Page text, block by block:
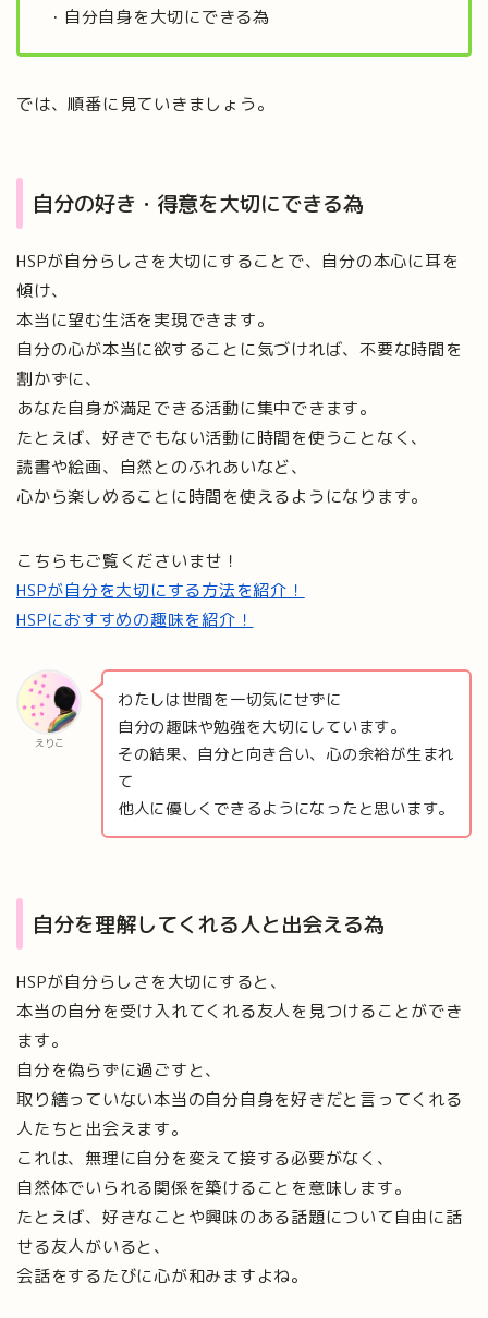
・自分自身を大切にできる為
では、順番に見ていきましょう。
自分の好き・得意を大切にできる為
HSPが自分らしさを大切にすることで、自分の本心に耳を
傾け、
本当に望む生活を実現できます。
自分の心が本当に欲することに気づければ、不要な時間を
割かずに、
あなた自身が満足できる活動に集中できます。
たとえば、好きでもない活動に時間を使うことなく、
読書や絵画、自然とのふれあいなど、
心から楽しめることに時間を使えるようになります。
こちらもご覧くださいませ！
HSPが自分を大切にする方法を紹介！
HSPにおすすめの趣味を紹介！
えりこ
わたしは世間を一切気にせずに
自分の趣味や勉強を大切にしています。
その結果、自分と向き合い、心の余裕が生まれ
て
他人に優しくできるようになったと思います。
自分を理解してくれる人と出会える為
HSPが自分らしさを大切にすると、
本当の自分を受け入れてくれる友人を見つけることができ
ます。
自分を偽らずに過ごすと、
取り繕っていない本当の自分自身を好きだと言ってくれる
人たちと出会えます。
これは、無理に自分を変えて接する必要がなく、
自然体でいられる関係を築けることを意味します。
たとえば、好きなことや興味のある話題について自由に話
せる友人がいると、
会話をするたびに心が和みますよね。